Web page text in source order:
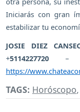
Iniciarás con gran
estabilizar tu
JOSIE DIEZ
+5114227720 –
https://
TAGS: Horóscopo,